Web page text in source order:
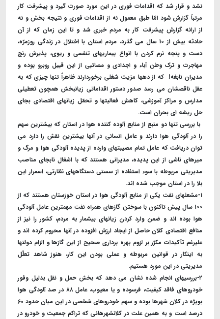
نشد و قرار شد که اقدامات فوری در این مورد صورت گیرد و پیشرفت کار
مرتباً گزارش شود امّا طبق معمول نه از اقدامات فوری و نتیجه بخش و نه
از ارائه گزارش پیشرفت کار به مردم خبری شد و تا این زمان که از آن
حادثه بیش از ۱۰ سال می گذرد،
مردم استان با اختلال در زندگی روزمرّه،
دست و پنجه نرم کردن با انواع بیماریهای تنفسی و ریوی، پذیرش رنج
مهاجرت و ترک وطن آباء و اجدادی و مصائبی از این قبیل روبرو بوده و
مدیران نابغه! که از دهها مزیت شغلی برخوردارند ظاهراً تنها چیزی که به
عقل ناقصشان می رسد صدور دستور اقداماتی زیانبخش همچون تعطیلی
مدارس و مراکز آموزشی، کاهش فعالیتها و تحمّل زیانهای اقتصادی بجای
حل ریشه ای بحران است.
با بررسی تنها دو منبع از منابع آلوده کننده هوا در استان که بیشترین سهم
را در آلودگی هوا دارند و عامل انسانی در آنها بیشترین نقش را دارد می
توان دریافت که عامل تمام مصیبتهای وارده از پدیده آلودگی هوا و مرگ و
میرهای ناشی از این پدیده، مدیرانی هستند که با اشغال نابجای مناصب
مدیریتی مربوطه با سوء استفاده از سستی دستگاههای نظارتی، اسمرار این
بلا را در استان موجب شده اند.
۱-مشعلهای نفت یکی از منابع آلودگی هوا در استان خوزستان هستند که از
۱۰۰ سال پیش تاکنون با سوختن گازهای همراه نفت مهمترین عامل آلودگی
هوا بوده اند و ضمن وارد کردن زیانهای بیشمار به مردم، کشور را نیز از
منافع اقتصادی کلان حاصل از ایجاد ارزش افزوده در آنها محروم کرده اند و
علیرغم تأکیدات مکرّر بر لزوم بهره برداری صحیح از این گازها و الزام دولتها
به اینکار در قوانین مربوطه و عملی بودن این کار، هنوز شاهد تعلّل
مدیریتی در این مورد هستیم.
۲-بررسیهای انجام شده نشان می دهد که بخش حمل و نقل بدلیل وفور
خودروهای فاقد کیفیت، فرسوده و یا معیوب، عامل ۸۸ در صد آلودگی هوا
بویژه در کلان شهرها بوده و سهم خودروهای شخصی در این میان حدود ۶۰
درصد است و به همین علت در کلانشهرهائی که تراکم جمعیت و خودرو در